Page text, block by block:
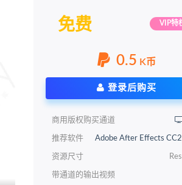
免费 VIP特
0.5 K币
登录后购买
商用版权购买通道
推荐软件 Adobe After Effects
资源尺寸
带通道的输出视频